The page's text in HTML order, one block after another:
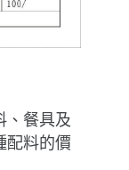
、餐具及
配料的價